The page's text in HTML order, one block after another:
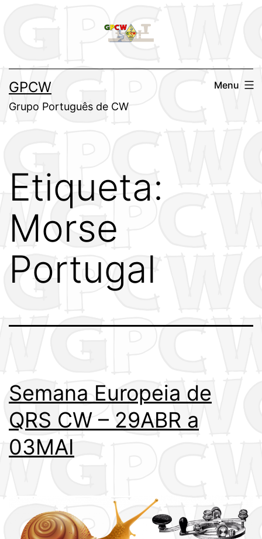
conteúdo
GPCW
Grupo Português de CW
Menu
Etiqueta:
Morse
Portugal
Semana Europeia de
QRS CW – 29ABR a
03MAI